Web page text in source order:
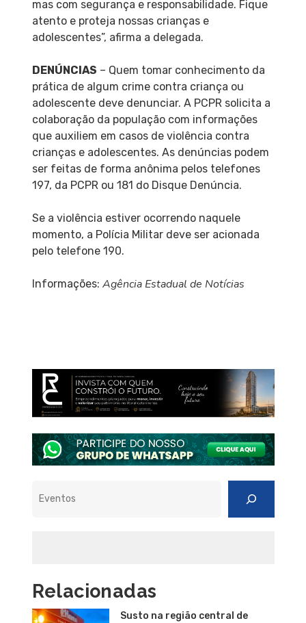
mas com segurança e responsabilidade. Fique
atento e proteja nossas crianças e
adolescentes”, afirma a delegada.
DENÚNCIAS – Quem tomar conhecimento da
prática de algum crime contra criança ou
adolescente deve denunciar. A PCPR solicita a
colaboração da população com informações
que auxiliem em casos de violência contra
crianças e adolescentes. As denúncias podem
ser feitas de forma anônima pelos telefones
197, da PCPR ou 181 do Disque Denúncia.
Se a violência estiver ocorrendo naquele
momento, a Polícia Militar deve ser acionada
pelo telefone 190.
Informações: Agência Estadual de Notícias
Relacionadas
Susto na região central de